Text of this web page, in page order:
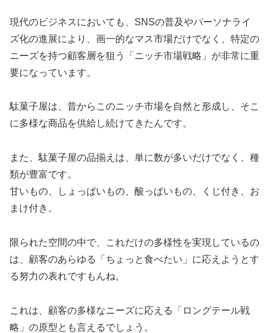
現代のビジネスにおいても、SNSの普及やパーソナライ
ズ化の進展により、画一的なマス市場だけでなく、特定の
ニーズを持つ顧客層を狙う「ニッチ市場戦略」が非常に重
要になっています。
駄菓子屋は、昔からこのニッチ市場を自然と形成し、そこ
に多様な商品を供給し続けてきたんです。
また、駄菓子屋の品揃えは、単に数が多いだけでなく、種
類が豊富です。
甘いもの、しょっぱいもの、酸っぱいもの、くじ付き、お
まけ付き。
限られた空間の中で、これだけの多様性を実現しているの
は、顧客のあらゆる「ちょっと食べたい」に応えようとす
る努力の表れですもんね。
これは、顧客の多様なニーズに応える「ロングテール戦
略」の原型とも言えるでしょう。